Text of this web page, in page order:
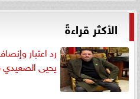
الأكثر قراءةً
رد اعتبار
يحيى الصعيدي